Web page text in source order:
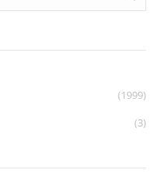
(1999)
(3)